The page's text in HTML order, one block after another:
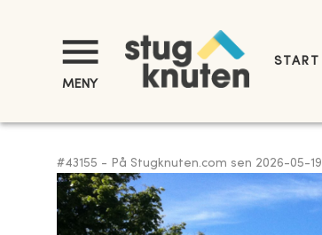
MENY
START
#43155 - På Stugknuten.com sen 2026-05-19